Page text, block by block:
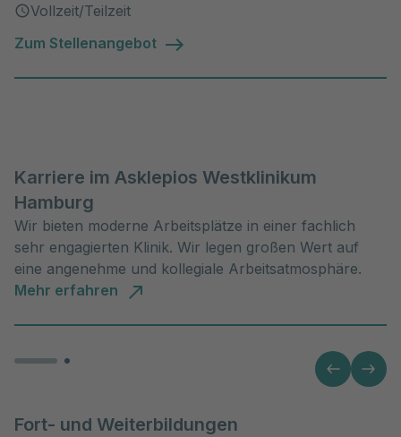
Vollzeit/Teilzeit
Zum Stellenangebot
Karriere im Asklepios Westklinikum
Hamburg
Wir bieten moderne Arbeitsplätze in einer fachlich
sehr engagierten Klinik. Wir legen großen Wert auf
eine angenehme und kollegiale Arbeitsatmosphäre.
Mehr erfahren
Fort- und Weiterbildungen